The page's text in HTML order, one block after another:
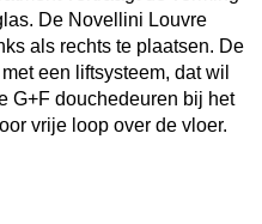
De Novellini Louvre
als rechts te plaatsen. De
een liftsysteem, dat wil
G+F douchedeuren bij het
vrije loop over de vloer.